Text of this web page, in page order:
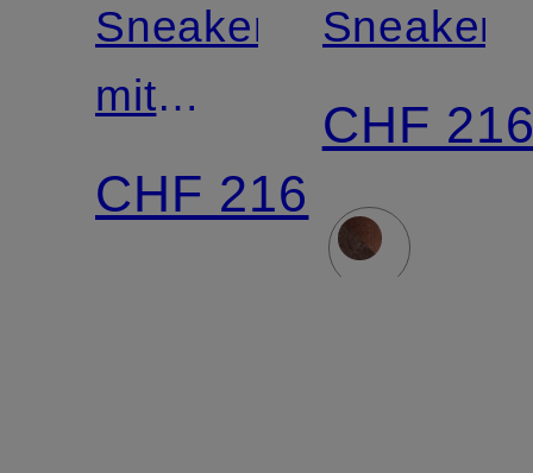
Sneaker
mit
Schmucksteinen
CHF 216
Sneaker
CHF